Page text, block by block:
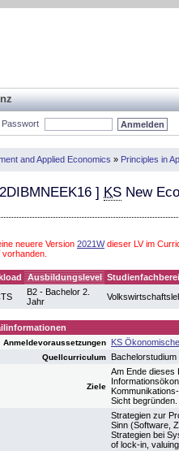
Passwort
and Applied Economics » Principles in
] KS New
neuere Version 2021Wdieser LV im
Ausbildungslevel
B2 - Bachelor 2.
Jahr
Anmeldevoraussetzungen KS
Quellcurriculum
Ziele
Am Ende dieses
Sicht begründen.
Strategien zur
Sinn (Software,
Strategien bei
of lock-in,